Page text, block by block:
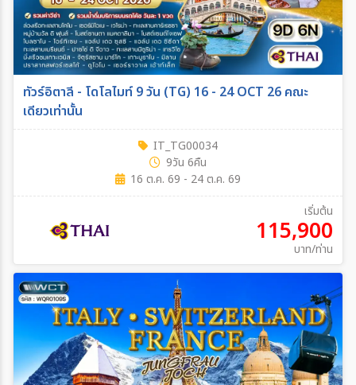
ทัวร์อิตาลี - โดโลไมท์ 9 วัน (TG) 16 - 24 OCT 26 คณะ
เดียวเท่านั้น
IT_TG00034
9วัน 6คืน
16 ต.ค. 69 - 24 ต.ค. 69
เริ่มต้น
115,900
บาท/ท่าน